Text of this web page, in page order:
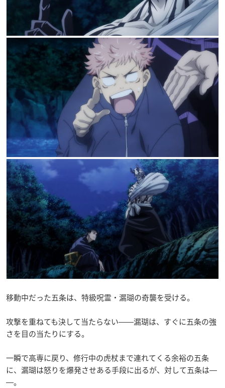
移動中だった五条は、特級呪霊・漏瑚の奇襲を受ける。
攻撃を重ねても決して当たらない――漏瑚は、すぐに五条の強
さを目の当たりにする。
一瞬で高専に戻り、修行中の虎杖まで連れてくる余裕の五条
に、漏瑚は怒りを爆発させある手段に出るが、対して五条は―
―。